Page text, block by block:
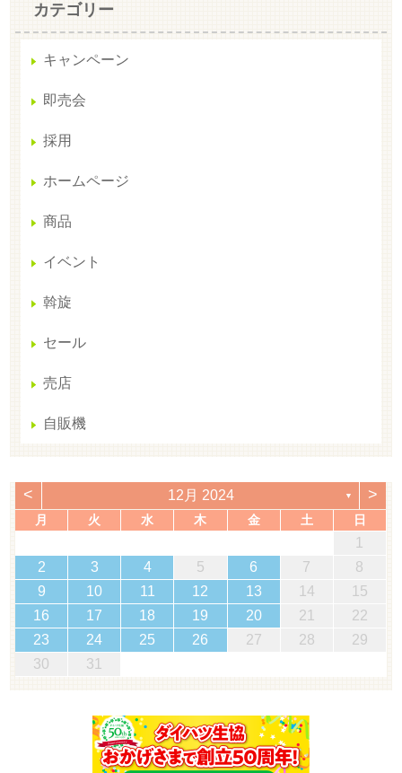
カテゴリー
キャンペーン
即売会
採用
ホームページ
商品
イベント
斡旋
セール
売店
自販機
< 12月 2024 ▼ >
月 火 水 木 金 土 日
1
2
3 4 5 6 7
8
9
10 11 12 13 14
15
16
17 18 19 20 21
22
23
24 25 26 27 28
29
30
31